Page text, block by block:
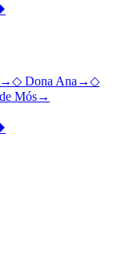
→◇ Dona Ana →◇
Mós→